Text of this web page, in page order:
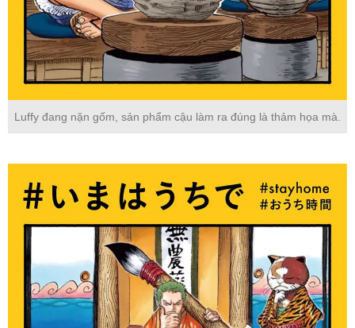
Luffy đang nặn gốm, sản phẩm cậu làm ra đúng là thảm họa mà.